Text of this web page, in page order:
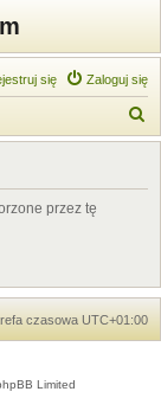
Zaloguj się
się
z
przez tę
czasowa UTC+01:00
Limited